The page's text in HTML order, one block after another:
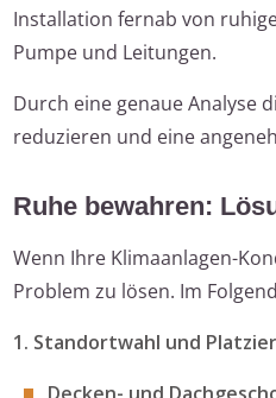
Installation fernab von
Pumpe und Leitungen.
Durch eine genaue Analyse
reduzieren und eine
Ruhe bewahren:
Wenn Ihre Klimaanlagen-
Problem zu lösen. Im
1. Standortwahl und